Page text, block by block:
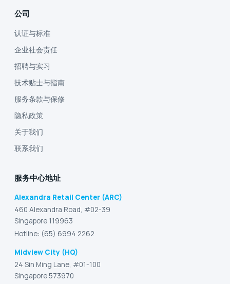
公司
认证与标准
企业社会责任
招聘与实习
技术贴士与指南
服务条款与保修
隐私政策
关于我们
联系我们
服务中心地址
Alexandra Retail Center (ARC)
460 Alexandra Road, #02-39
Singapore 119963
Hotline: (65) 6994 2262
Midview City (HQ)
24 Sin Ming Lane, #01-100
Singapore 573970